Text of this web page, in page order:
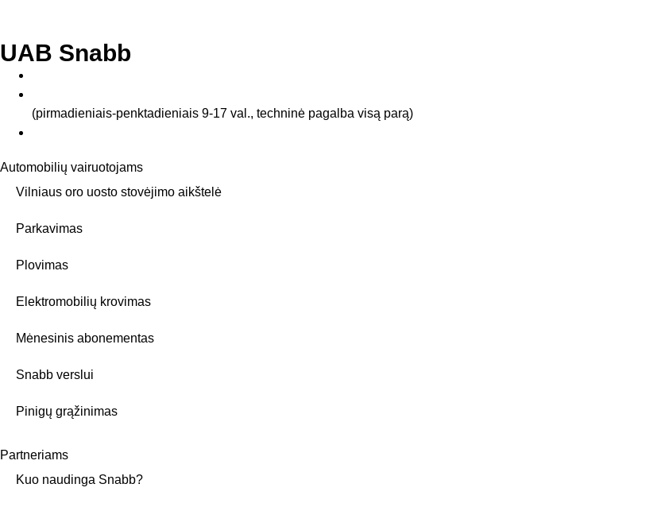
UAB Snabb
(pirmadieniais-penktadieniais 9-17 val., techninė pagalba visą parą)
Automobilių vairuotojams
Vilniaus oro uosto stovėjimo aikštelė
Parkavimas
Plovimas
Elektromobilių krovimas
Mėnesinis abonementas
Snabb verslui
Pinigų grąžinimas
Partneriams
Kuo naudinga Snabb?